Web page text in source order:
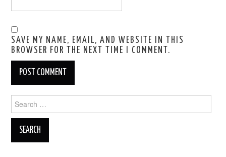
SAVE MY NAME, EMAIL, AND WEBSITE IN THIS
BROWSER FOR THE NEXT TIME I COMMENT.
for: